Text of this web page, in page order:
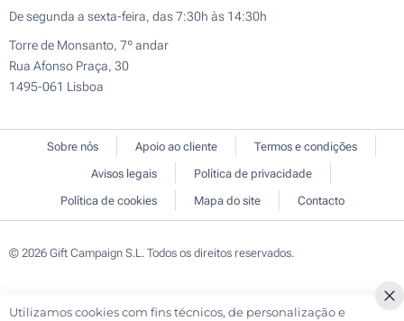
De segunda a sexta-feira, das 7:30h às 14:30h
Torre de Monsanto, 7º andar
Rua Afonso Praça, 30
1495-061 Lisboa
Sobre nós Apoio ao cliente
Termos e condições
Avisos legais
Política de privacidade
Política de cookies
Mapa do site Contacto
© 2026 Gift Campaign S.L. Todos os direitos reservados.
Utilizamos cookies com fins técnicos, de personalização e